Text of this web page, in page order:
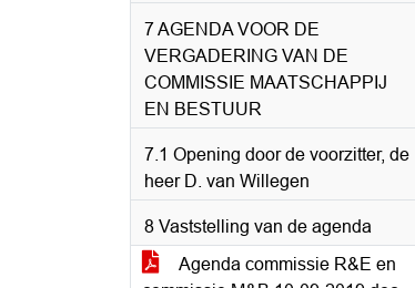
7 AGENDA VOOR DE
VERGADERING VAN DE
COMMISSIE MAATSCHAPPIJ
EN BESTUUR
7.1 Opening door de voorzitter, de
heer D. van Willegen
8 Vaststelling van de agenda
Agenda commissie R&E en